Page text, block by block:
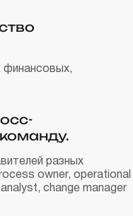
финансовых,
разных
owner, operational
change manager